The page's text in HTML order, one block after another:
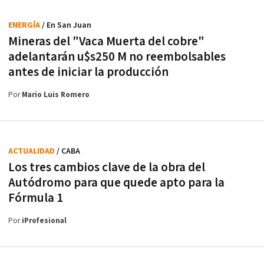
Mineras del "Vaca Muerta del cobre"
adelantarán u$s250 M no reembolsables
antes de iniciar la producción
ENERGÍA/ En San Juan
PorMario Luis Romero
Los tres cambios clave de la obra del
Autódromo para que quede apto para la
Fórmula 1
ACTUALIDAD / CABA
PoriProfesional